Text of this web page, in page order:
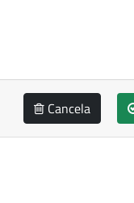
Cancela